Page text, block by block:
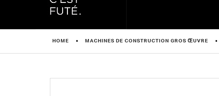
HOME MACHINES DE CONSTRUCTION GROS ŒUVRE